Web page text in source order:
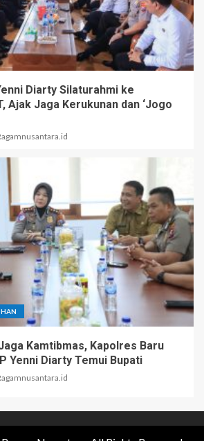
Diarty Silaturahmi ke
Ajak Jaga Kerukunan dan ‘Jogo
Kamtibmas, Kapolres Baru
Yenni Diarty Temui Bupati